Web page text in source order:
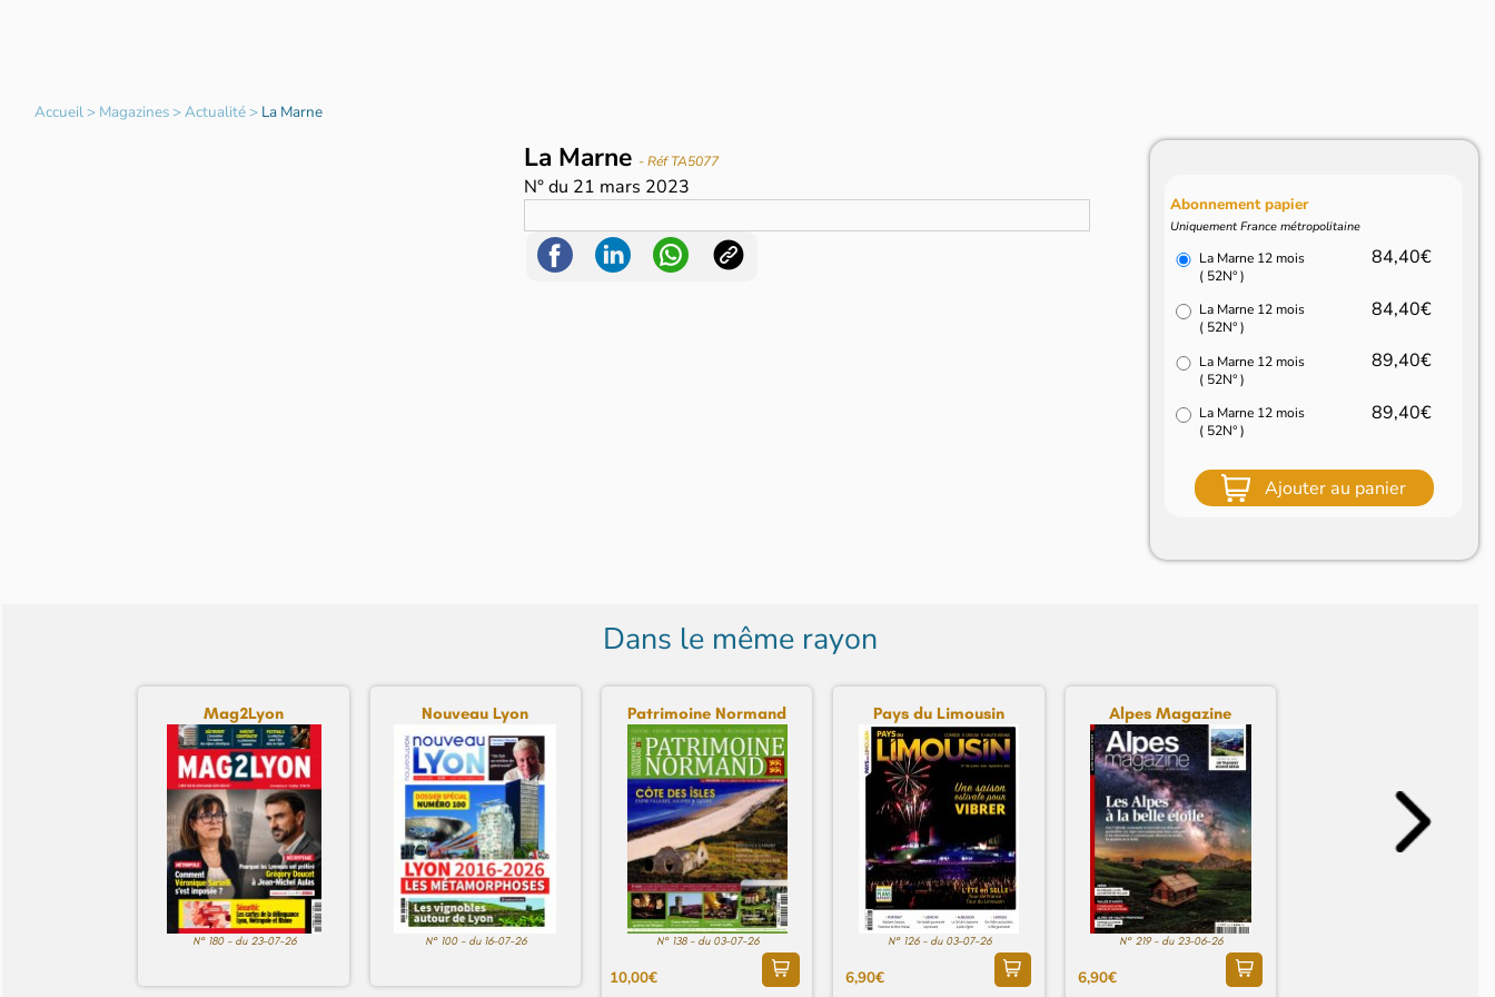
Accueil> Magazines>Actualité> La Marne
La Marne - Réf TA5077
N°du 21 mars 2023
Abonnement papier
Uniquement France métropolitaine
La Marne 12 mois
( 52N° )
84,40€
La Marne 12 mois
( 52N° )
84,40€
La Marne 12 mois
( 52N° )
89,40€
La Marne 12 mois
( 52N° )
89,40€
Ajouter au panier
Dans le même rayon
Mag2Lyon
N° 180 - du 23-07-26
Nouveau Lyon
N° 100 - du 16-07-26
Patrimoine Normand
N° 138 - du 03-07-26
10,00€
Pays du Limousin
N° 126 - du 03-07-26
6,90€
Alpes Magazine
N° 219 - du 23-06-26
6,90€